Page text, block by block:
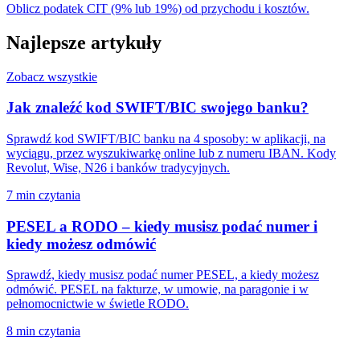
Oblicz podatek CIT (9% lub 19%) od przychodu i kosztów.
Najlepsze artykuły
Zobacz wszystkie
Jak znaleźć kod SWIFT/BIC swojego banku?
Sprawdź kod SWIFT/BIC banku na 4 sposoby: w aplikacji, na
wyciągu, przez wyszukiwarkę online lub z numeru IBAN. Kody
Revolut, Wise, N26 i banków tradycyjnych.
7 min czytania
PESEL a RODO – kiedy musisz podać numer i
kiedy możesz odmówić
Sprawdź, kiedy musisz podać numer PESEL, a kiedy możesz
odmówić. PESEL na fakturze, w umowie, na paragonie i w
pełnomocnictwie w świetle RODO.
8 min czytania